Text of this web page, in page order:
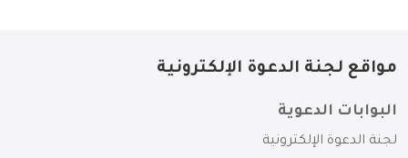
مواقع لجنة الدعوة الإلكترونية
البوابات الدعوية
لجنة الدعوة الإلكترونية